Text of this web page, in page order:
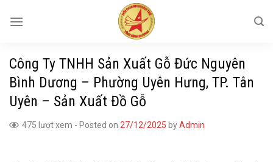
Công Ty TNHH Sản Xuất Gỗ Đức Nguyên
Bình Dương – Phường Uyên Hưng, TP. Tân
Uyên – Sản Xuất Đồ Gỗ
475 lượt xem - Posted on 27/12/2025 byAdmin